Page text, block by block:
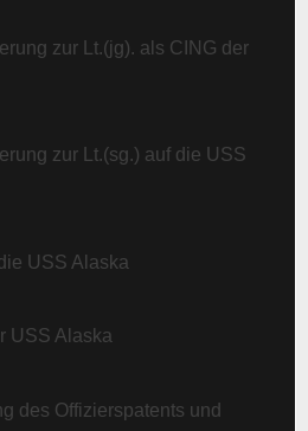
zur Lt.(jg). als CING der
zur Lt.(sg.) auf die USS
USS Alaska
USS Alaska
des Offizierspatents und